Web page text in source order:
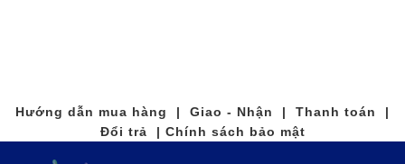
Hướng dẫn mua hàng | Giao - Nhận | Thanh toán |
Đổi trả | Chính sách bảo mật